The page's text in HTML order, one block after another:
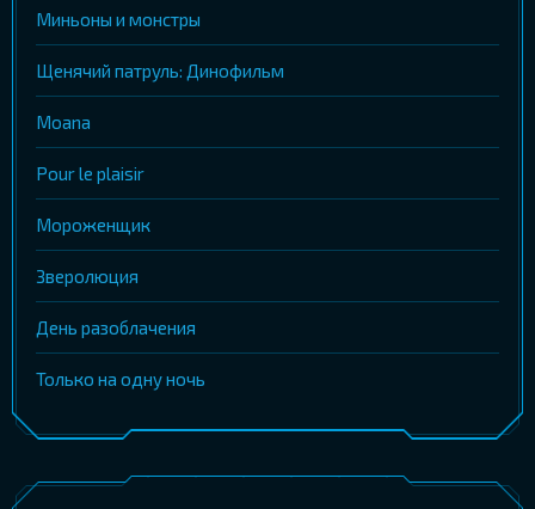
Миньоны и монстры
Щенячий патруль: Динофильм
Moana
Pour le plaisir
Мороженщик
Зверолюция
День разоблачения
Только на одну ночь